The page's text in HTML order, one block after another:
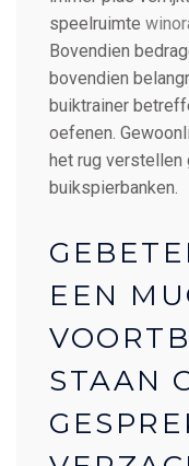
speelruimte
Bovendien
bovendien
buiktrainer
oefenen.
het rug verstellen
buikspierbanken.
EEN
STAAN